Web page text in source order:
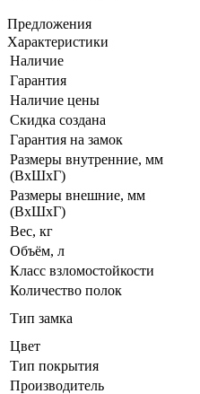
Предложения
Характеристики
Наличие
Гарантия
Наличие цены
Скидка создана
Гарантия на замок
Размеры внутренние, мм
(ВхШхГ)
Размеры внешние, мм
(ВхШхГ)
Вес, кг
Объём, л
Класс взломостойкости
Количество полок
Тип замка
Цвет
Тип покрытия
Производитель